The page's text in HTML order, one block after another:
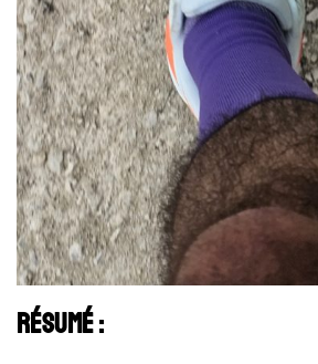
Résumé :